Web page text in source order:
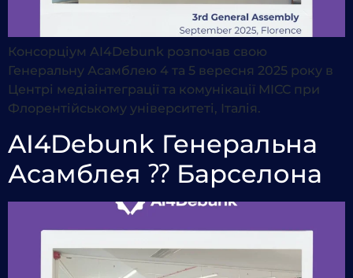
Консорціум AI4Debunk розпочав свою
Генеральну Асамблею 4 та 5 вересня 2025 року в
Центрі медіаінтеграції та комунікації MICC при
Флорентійському університеті, Італія.
AI4Debunk Генеральна
Асамблея ⁇ Барселона